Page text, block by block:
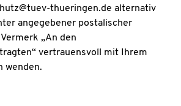
thueringen.de alternativ
angegebener postalischer
„An den
vertrauensvoll mit Ihrem
wenden.